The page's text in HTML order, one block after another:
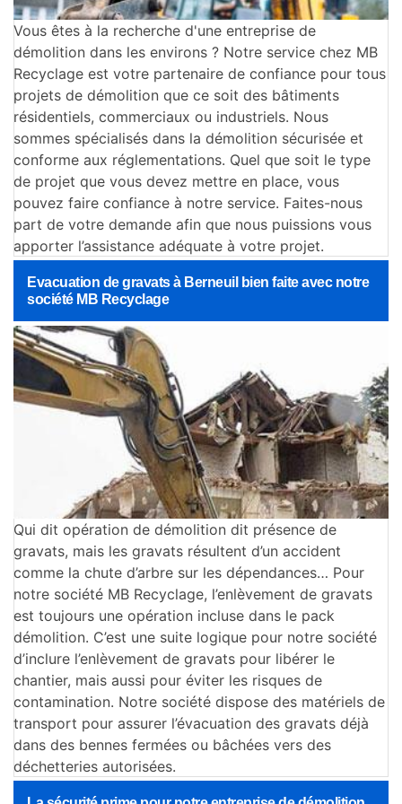
Vous êtes à la recherche d'une entreprise de
démolition dans les environs ? Notre service chez MB
Recyclage est votre partenaire de confiance pour tous
projets de démolition que ce soit des bâtiments
résidentiels, commerciaux ou industriels. Nous
sommes spécialisés dans la démolition sécurisée et
conforme aux réglementations. Quel que soit le type
de projet que vous devez mettre en place, vous
pouvez faire confiance à notre service. Faites-nous
part de votre demande afin que nous puissions vous
apporter l’assistance adéquate à votre projet.
Evacuation de gravats à Berneuil bien faite avec notre
société MB Recyclage
Qui dit opération de démolition dit présence de
gravats, mais les gravats résultent d’un accident
comme la chute d’arbre sur les dépendances… Pour
notre société MB Recyclage, l’enlèvement de gravats
est toujours une opération incluse dans le pack
démolition. C’est une suite logique pour notre société
d’inclure l’enlèvement de gravats pour libérer le
chantier, mais aussi pour éviter les risques de
contamination. Notre société dispose des matériels de
transport pour assurer l’évacuation des gravats déjà
dans des bennes fermées ou bâchées vers des
déchetteries autorisées.